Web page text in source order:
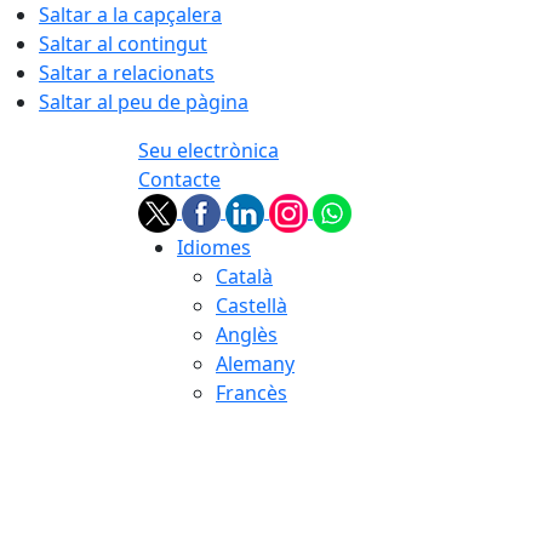
Saltar a la capçalera
Saltar al contingut
Saltar a relacionats
Saltar al peu de pàgina
Seu electrònica
Contacte
Idiomes
Català
Castellà
Anglès
Alemany
Francès